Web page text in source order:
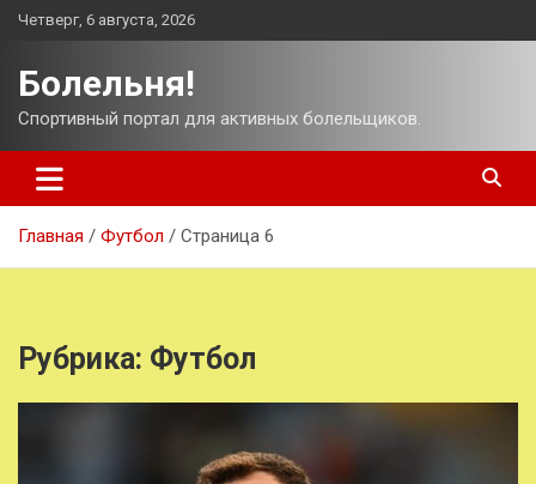
Перейти
Четверг, 6 августа, 2026
Болельня!
Спортивный портал для активных болельщиков.
Главная Футбол Страница 6
Рубрика: Футбол